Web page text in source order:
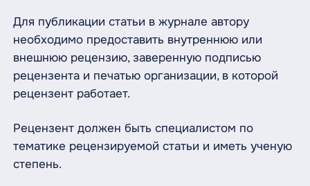
Для публикации статьи в журнале автору
необходимо предоставить внутреннюю или
внешнюю рецензию, заверенную подписью
рецензента и печатью организации, в которой
рецензент работает.
Рецензент должен быть специалистом по
тематике рецензируемой статьи и иметь ученую
степень.